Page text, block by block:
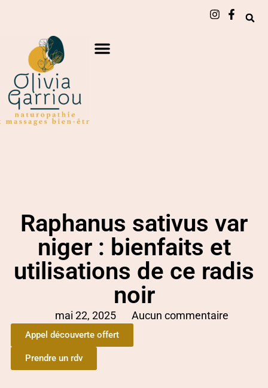
Raphanus sativus var
niger : bienfaits et
utilisations de ce radis
noir
mai 22, 2025 Aucun commentaire
Appel découverte offert
Prendre un rdv